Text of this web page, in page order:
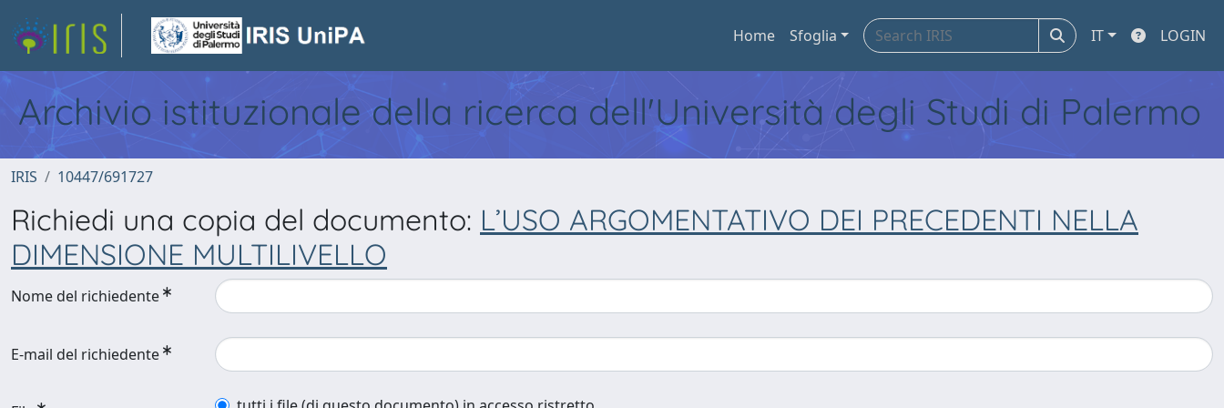
Home Sfoglia IT LOGIN
Archivio istituzionale della ricerca dell'Università degli Studi di Palermo
IRIS 10447/691727
Richiedi una copia del documento: L’USO ARGOMENTATIVO DEI PRECEDENTI NELLA
DIMENSIONE MULTILIVELLO
Nome del richiedente
E-mail del richiedente